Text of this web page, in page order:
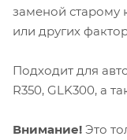
заменой старому
или других
Подходит для
R350, GLK300, а
Внимание! Это